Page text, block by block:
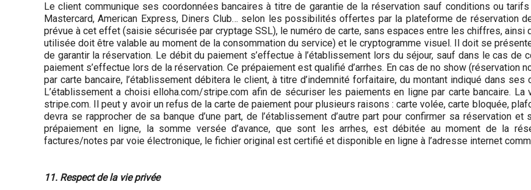
Le client communique ses coordonnées bancaires à titre de garantie de la réservation sauf conditions ou
Mastercard, American Express, Diners Club… selon les possibilités offertes par la plateforme de réservation
prévue à cet effet (saisie sécurisée par cryptage SSL), le numéro de carte, sans espaces entre les chiffres,
utilisée doit être valable au moment de la consommation du service) et le cryptogramme visuel. Il doit se
de garantir la réservation. Le débit du paiement s’effectue à l’établissement lors du séjour, sauf dans le cas
paiement s’effectue lors de la réservation. Ce prépaiement est qualifié d’arrhes. En cas de no show (réservation
par carte bancaire, l’établissement débitera le client, à titre d’indemnité forfaitaire, du montant indiqué dans
L’établissement a choisi elloha.com/stripe.com afin de sécuriser les paiements en ligne par carte bancaire.
stripe.com. Il peut y avoir un refus de la carte de paiement pour plusieurs raisons : carte volée, carte bloquée,
devra se rapprocher de sa banque d’une part, de l’établissement d’autre part pour confirmer sa réservation
prépaiement en ligne, la somme versée d’avance, que sont les arrhes, est débitée au moment de la
factures/notes par voie électronique, le fichier original est certifié et disponible en ligne à l’adresse internet
11. Respect de la vie privée